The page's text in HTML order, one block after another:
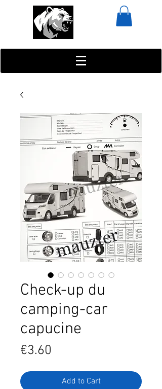
Check-up du
camping-car
capucine
€3.60
Add to Cart